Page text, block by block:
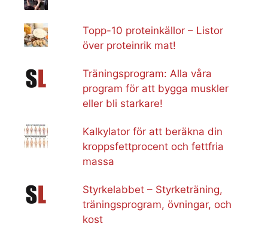
Topp-10 proteinkällor – Listor
över proteinrik mat!
Träningsprogram: Alla våra
program för att bygga muskler
eller bli starkare!
Kalkylator för att beräkna din
kroppsfettprocent och fettfria
massa
Styrkelabbet – Styrketräning,
träningsprogram, övningar, och
kost